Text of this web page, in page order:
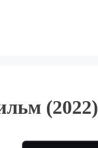
(2022)